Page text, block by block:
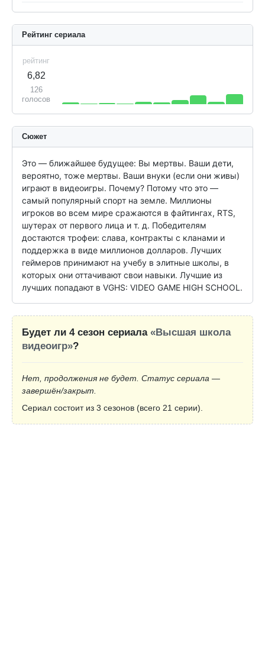
Рейтинг сериала
рейтинг
6,82
126
голосов
Сюжет
Это — ближайшее будущее: Вы мертвы. Ваши дети,
вероятно, тоже мертвы. Ваши внуки (если они живы)
играют в видеоигры. Почему? Потому что это —
самый популярный спорт на земле. Миллионы
игроков во всем мире сражаются в файтингах, RTS,
шутерах от первого лица и т. д. Победителям
достаются трофеи: слава, контракты с кланами и
поддержка в виде миллионов долларов. Лучших
геймеров принимают на учебу в элитные школы, в
которых они оттачивают свои навыки. Лучшие из
лучших попадают в VGHS: VIDEO GAME HIGH SCHOOL.
Будет ли 4 сезон сериала «Высшая школа
видеоигр»?
Нет, продолжения не будет. Статус сериала —
завершён/закрыт.
Сериал состоит из 3 сезонов (всего 21 серии).